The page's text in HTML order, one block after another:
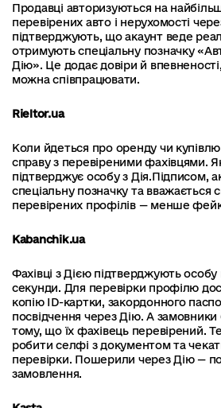
Продавці авторизуються на
перевірених авто і нерухомості
підтверджують, що акаунт веде
отримують спеціальну позначку
Дію». Це додає довіри й
можна співпрацювати.
Rieltor.ua
Коли йдеться про оренду чи
справу з перевіреними фахівцями.
підтверджує особу з Дія.Підписом,
спеціальну позначку та вважається
перевірених профілів — менше
Kabanchik.ua
Фахівці з Дією підтверджують особу
секунди. Для перевірки профілю
копію ID-картки, закордонного
посвідчення через Дію. А замовники
тому, що їх фахівець перевірений.
робити селфі з документом та
перевірки. Пошерили через Дію —
замовлення.